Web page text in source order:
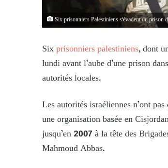
Six prisonniers Palestiniens s'évadent du prison
Sixprisonniers palestiniens, dont
lundi avant l’aube d’une prison
autorités locales.
Les autorités israéliennes n’ont
une organisation basée en
jusqu’en 2007 à la tête des
Mahmoud Abbas.